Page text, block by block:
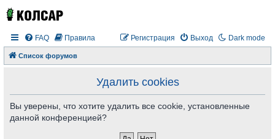
Dark mode
FAQ Правила Выход
Регистрация
Список форумов
Удалить cookies
Вы уверены, что хотите удалить все cookie, установленные
данной конференцией?